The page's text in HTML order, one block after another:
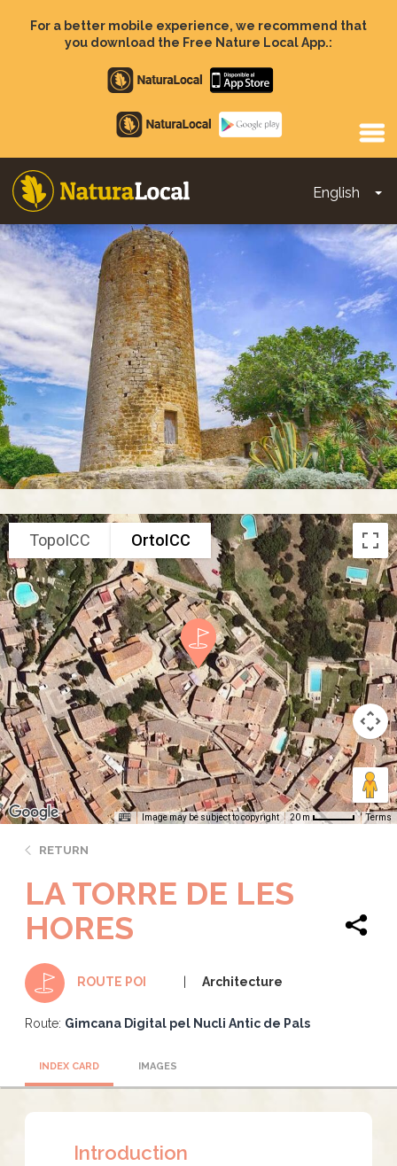
For a better mobile experience, we recommend that
you download the Free Nature Local App.:
Apple
store
Google
Play
English
Main
navigation
TopoICC OrtoICC
Image may be subject to copyright 20 m Terms
RETURN
LA TORRE DE LES
HORES
ROUTE POI Architecture
Route: Gimcana Digital pel Nucli Antic de Pals
INDEX CARD IMAGES
Introduction